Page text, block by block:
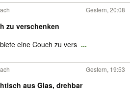
Gestern, 20:08
zu verschenken
eine Couch zu vers ...
Gestern, 19:53
aus Glas, drehbar